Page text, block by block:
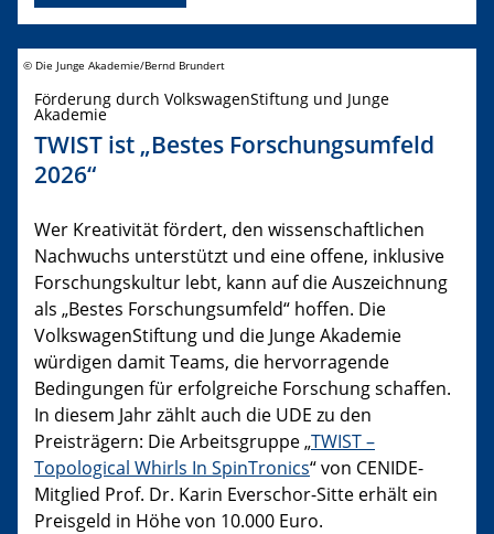
© Die Junge Akademie/Bernd Brundert
Förderung durch VolkswagenStiftung und Junge
Akademie
TWIST ist „Bestes Forschungsumfeld
2026“
Wer Kreativität fördert, den wissenschaftlichen
Nachwuchs unterstützt und eine offene, inklusive
Forschungskultur lebt, kann auf die Auszeichnung
als „Bestes Forschungsumfeld“ hoffen. Die
VolkswagenStiftung und die Junge Akademie
würdigen damit Teams, die hervorragende
Bedingungen für erfolgreiche Forschung schaffen.
In diesem Jahr zählt auch die UDE zu den
Preisträgern: Die Arbeitsgruppe „TWIST –
Topological Whirls In SpinTronics“ von CENIDE-
Mitglied Prof. Dr. Karin Everschor-Sitte erhält ein
Preisgeld in Höhe von 10.000 Euro.